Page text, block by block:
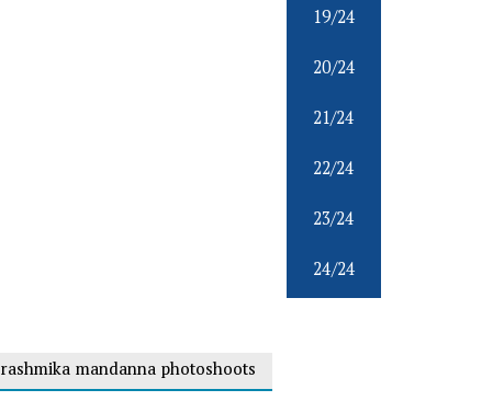
19/24
20/24
21/24
22/24
23/24
24/24
rashmika mandanna photoshoots